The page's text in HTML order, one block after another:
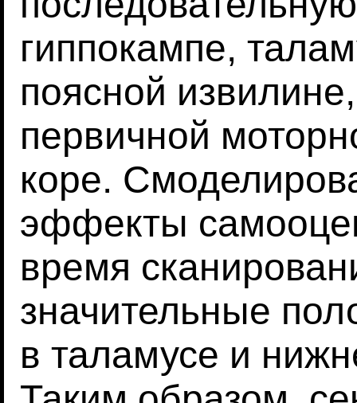
гиппокампе,
поясной
первичной
коре.
эффекты
время
значительные
в таламусе и